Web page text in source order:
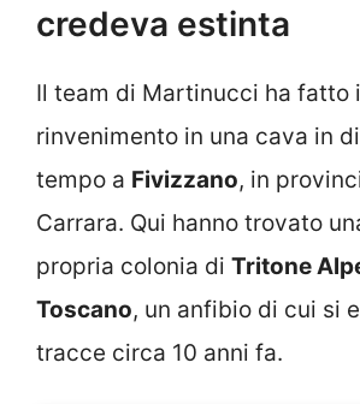
credeva estinta
Il team di Martinucci ha fatto
rinvenimento in una cava in
tempo a Fivizzano, in
Carrara. Qui hanno trovato
propria colonia di Tritone
Toscano, un anfibio di cui si
tracce circa 10 anni fa.